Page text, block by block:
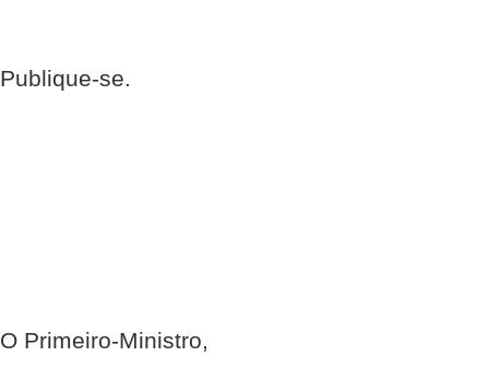
Publique-se.
O Primeiro-Ministro,